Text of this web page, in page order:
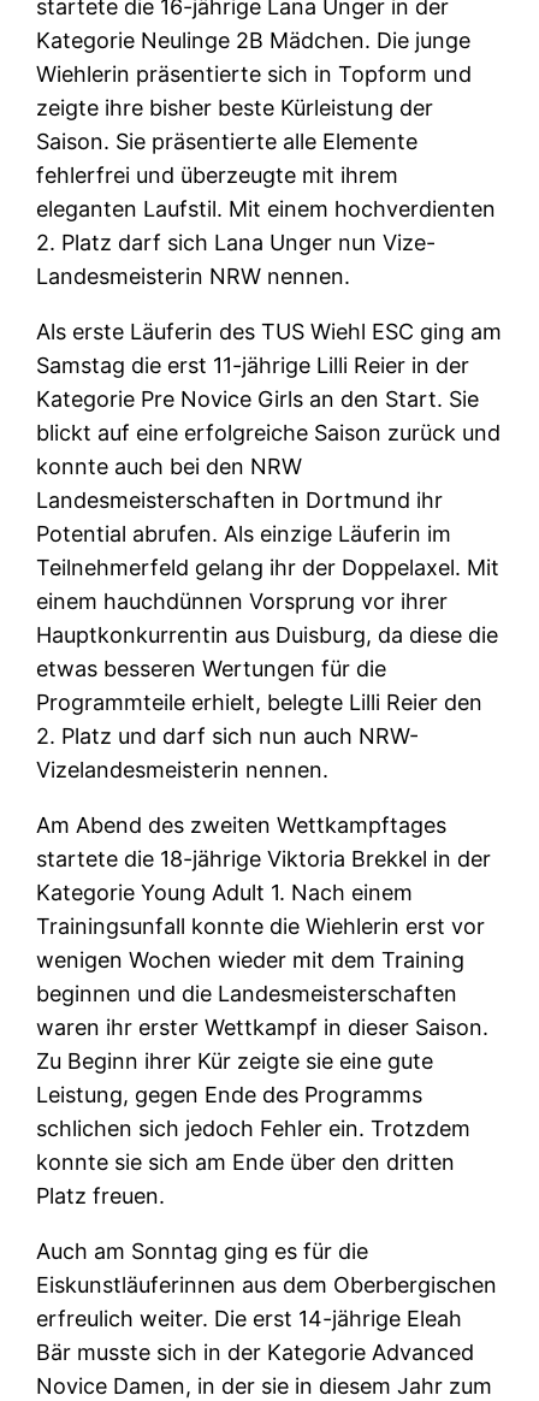
startete die 16-jährige Lana Unger in der
Kategorie Neulinge 2B Mädchen. Die junge
Wiehlerin präsentierte sich in Topform und
zeigte ihre bisher beste Kürleistung der
Saison. Sie präsentierte alle Elemente
fehlerfrei und überzeugte mit ihrem
eleganten Laufstil. Mit einem hochverdienten
2. Platz darf sich Lana Unger nun Vize-
Landesmeisterin NRW nennen.
Als erste Läuferin des TUS Wiehl ESC ging am
Samstag die erst 11-jährige Lilli Reier in der
Kategorie Pre Novice Girls an den Start. Sie
blickt auf eine erfolgreiche Saison zurück und
konnte auch bei den NRW
Landesmeisterschaften in Dortmund ihr
Potential abrufen. Als einzige Läuferin im
Teilnehmerfeld gelang ihr der Doppelaxel. Mit
einem hauchdünnen Vorsprung vor ihrer
Hauptkonkurrentin aus Duisburg, da diese die
etwas besseren Wertungen für die
Programmteile erhielt, belegte Lilli Reier den
2. Platz und darf sich nun auch NRW-
Vizelandesmeisterin nennen.
Am Abend des zweiten Wettkampftages
startete die 18-jährige Viktoria Brekkel in der
Kategorie Young Adult 1. Nach einem
Trainingsunfall konnte die Wiehlerin erst vor
wenigen Wochen wieder mit dem Training
beginnen und die Landesmeisterschaften
waren ihr erster Wettkampf in dieser Saison.
Zu Beginn ihrer Kür zeigte sie eine gute
Leistung, gegen Ende des Programms
schlichen sich jedoch Fehler ein. Trotzdem
konnte sie sich am Ende über den dritten
Platz freuen.
Auch am Sonntag ging es für die
Eiskunstläuferinnen aus dem Oberbergischen
erfreulich weiter. Die erst 14-jährige Eleah
Bär musste sich in der Kategorie Advanced
Novice Damen, in der sie in diesem Jahr zum